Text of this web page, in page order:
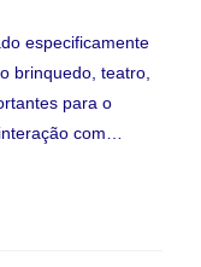
especificamente
brinquedo, teatro,
para o
com…